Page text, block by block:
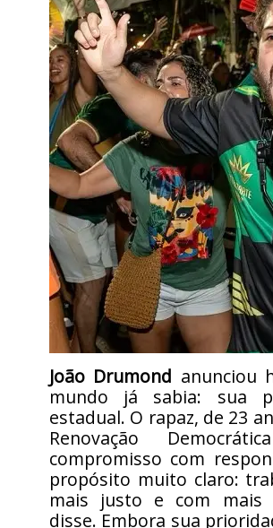
João Drumond anunciou
mundo já sabia: sua
estadual. O rapaz, de 23
Renovação
compromisso com
propósito muito claro:
mais justo e com mais
disse. Embora sua